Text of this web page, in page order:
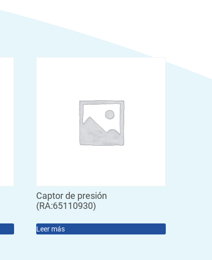
Captor de presión
(RA:65110930)
Leer más